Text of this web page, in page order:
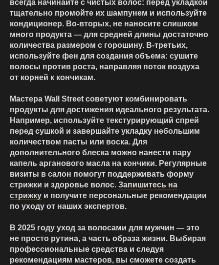
всегда начинайте с чистых волос: перед укладкой
тщательно промойте их шампунем и используйте
кондиционер. Во-вторых, не наносите слишком
много продукта — для средней длины достаточно
количества размером с горошину. В-третьих,
используйте фен для создания объема: сушите
волосы против роста, направляя поток воздуха
от корней к кончикам.
Мастера Wall Street советуют комбинировать
продукты для достижения идеального результата.
Например, используйте текстурирующий спрей
перед сушкой и завершайте укладку небольшим
количеством пасты или воска. Для
дополнительного блеска можно нанести пару
капель арганового масла на кончики. Регулярные
визиты в салон помогут поддерживать форму
стрижки и здоровье волос. Запишитесь на
стрижку и получите персональные рекомендации
по уходу от наших экспертов.
В 2025 году уход за волосами для мужчин — это
не просто рутина, а часть образа жизни. Выбирая
профессиональные средства и следуя
рекомендациям мастеров, вы сможете создать